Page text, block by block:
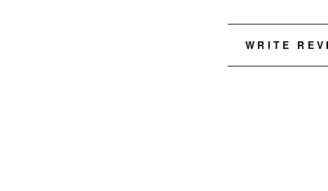
WRITE